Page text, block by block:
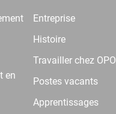
en
Entreprise
Histoire
Travailler chez OPO
Postes vacants
Apprentissages